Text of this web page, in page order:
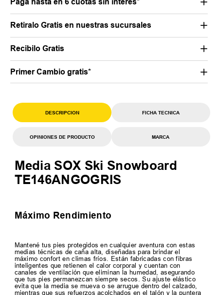
Retiralo Gratis en nuestras sucursales
Recibilo Gratis
Primer Cambio gratis*
DESCRIPCION FICHA TECNICA
OPINIONES DE PRODUCTO MARCA
Media SOX Ski Snowboard
TE146ANGOGRIS
Máximo Rendimiento
Mantené tus pies protegidos en cualquier aventura con estas
medias técnicas de caña alta, diseñadas para brindar el
máximo confort en climas fríos. Están fabricadas con fibras
inteligentes que retienen el calor corporal y cuentan con
canales de ventilación que eliminan la humedad, asegurando
que tus pies permanezcan siempre secos. Su ajuste elástico
evita que la media se mueva o se arrugue dentro del calzado,
mientras que sus refuerzos acolchados en el talón y la puntera